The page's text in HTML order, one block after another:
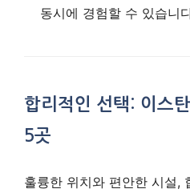
동시에 경험할 수 있습니
합리적인 선택: 이스
5곳
훌륭한 위치와 편안한 시설,